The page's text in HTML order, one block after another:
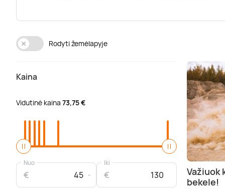
Rodyti žemėlapyje
Kaina
Vidutinė kaina 73,75 €
Nuo
€
Iki
€
Važiuok
bekele!